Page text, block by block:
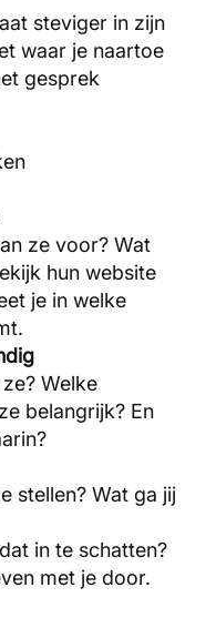
steviger in zijn
waar je naartoe
gesprek
ze voor? Wat
hun website
je in welke
Welke
belangrijk? En
stellen? Wat ga jij
in te schatten?
met je door.